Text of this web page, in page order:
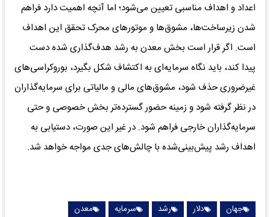
اعداد و اهداف مناسبی تعیین می‌شود؛ اما آنچه اهمیت دارد فراهم
شدن زیرساخت‌ها، مشوق‌ها و موتورهای محرک تحقق این اهداف
است. اگر قرار است بخش معدن به رشد هدف‌گذاری شده دست
پیدا کند، باید نگاه سرمایه‌ای به اکتشاف شکل بگیرد، بوروکراسی‌های
غیرضروری حذف شود، مشوق‌های مالی و مالیاتی برای سرمایه‌گذاران
در نظر گرفته شود و زمینه حضور گسترده‌تر بخش خصوصی و حتی
سرمایه‌گذاران خارجی فراهم شود. در غیر این صورت، دستیابی به
اهداف رشد پیش‌بینی‌شده با چالش‌های جدی مواجه خواهد شد.
جهان دلار رشد سرمایه معدن